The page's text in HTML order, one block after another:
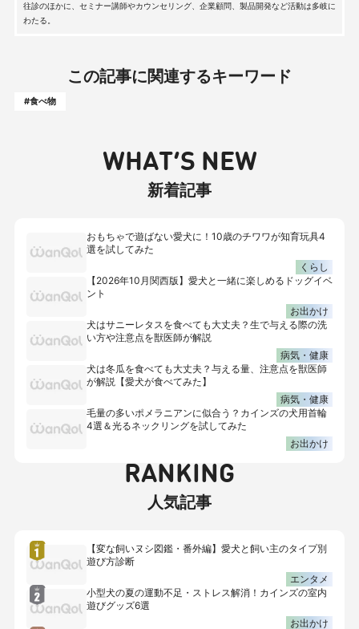
往診のほかに、セミナー講師やカウンセリング、企業顧問、製品開発など活動は多岐に
わたる。
この記事に関連するキーワード
#食べ物
WHAT’S NEW
新着記事
おもちゃで遊ばない愛犬に！10歳のチワワが知育玩具4
選を試してみた
くらし
【2026年10月関西版】愛犬と一緒に楽しめるドッグイベ
ント
お出かけ
犬はサニーレタスを食べても大丈夫？生で与える際の洗
い方や注意点を獣医師が解説
病気・健康
犬は冬瓜を食べても大丈夫？与える量、注意点を獣医師
が解説【愛犬が食べてみた】
病気・健康
毛量の多いポメラニアンに似合う？カインズの犬用首輪
4選＆光るネックリングを試してみた
お出かけ
RANKING
人気記事
【変な飼いヌシ図鑑・番外編】愛犬と飼い主のタイプ別
遊び方診断
エンタメ
小型犬の夏の運動不足・ストレス解消！カインズの室内
遊びグッズ6選
お出かけ